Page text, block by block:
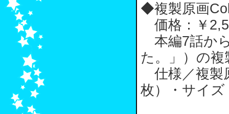
◆複製原画
価格：￥
本編7話か
た。」）の複
仕様／複製
枚）・サイ